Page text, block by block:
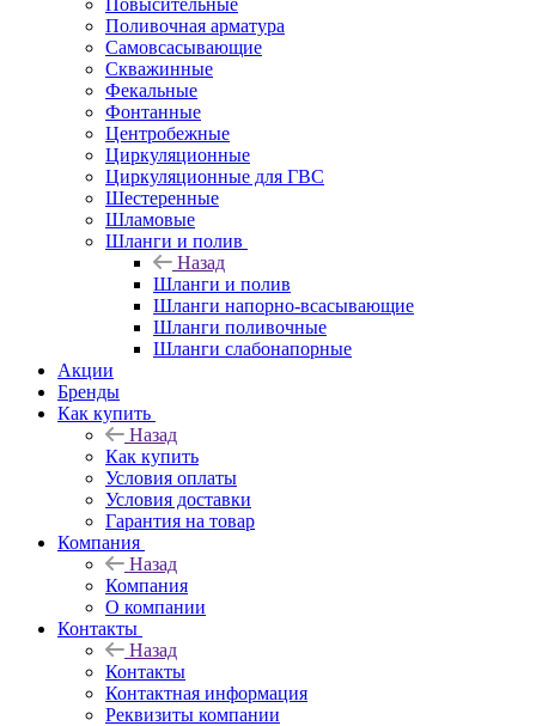
Повысительные
Поливочная арматура
Самовсасывающие
Скважинные
Фекальные
Фонтанные
Центробежные
Циркуляционные
Циркуляционные для ГВС
Шестеренные
Шламовые
Шланги и полив
Назад
Шланги и полив
Шланги напорно-всасывающие
Шланги поливочные
Шланги слабонапорные
Акции
Бренды
Как купить
Назад
Как купить
Условия оплаты
Условия доставки
Гарантия на товар
Компания
Назад
Компания
О компании
Контакты
Назад
Контакты
Контактная информация
Реквизиты компании